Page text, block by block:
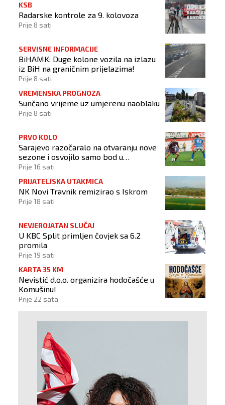
KSB
Radarske kontrole za 9. kolovoza
Prije 8 sati
SERVISNE INFORMACIJE
BiHAMK: Duge kolone vozila na izlazu
iz BiH na graničnim prijelazima!
Prije 8 sati
VREMENSKA PROGNOZA
Sunčano vrijeme uz umjerenu naoblaku
Prije 8 sati
PRVO KOLO
Sarajevo razočaralo na otvaranju nove
sezone i osvojilo samo bod u
Vrapčićima
Prije 16 sati
PRIJATELJSKA UTAKMICA
NK Novi Travnik remizirao s Iskrom
Prije 18 sati
NEVJEROJATAN SLUČAJ
U KBC Split primljen čovjek sa 6.2
promila
Prije 19 sati
KARTA 35 KM
Nevistić d.o.o. organizira hodočašće u
Komušinu!
Prije 22 sata